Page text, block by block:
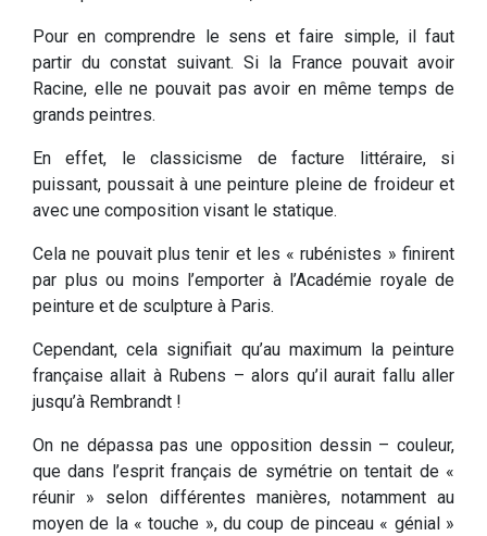
Pour en comprendre le sens et faire simple, il faut
partir du constat suivant. Si la France pouvait avoir
Racine, elle ne pouvait pas avoir en même temps de
grands peintres.
En effet, le classicisme de facture littéraire, si
puissant, poussait à une peinture pleine de froideur et
avec une composition visant le statique.
Cela ne pouvait plus tenir et les « rubénistes » finirent
par plus ou moins l’emporter à l’Académie royale de
peinture et de sculpture à Paris.
Cependant, cela signifiait qu’au maximum la peinture
française allait à Rubens – alors qu’il aurait fallu aller
jusqu’à Rembrandt !
On ne dépassa pas une opposition dessin – couleur,
que dans l’esprit français de symétrie on tentait de «
réunir » selon différentes manières, notamment au
moyen de la « touche », du coup de pinceau « génial »